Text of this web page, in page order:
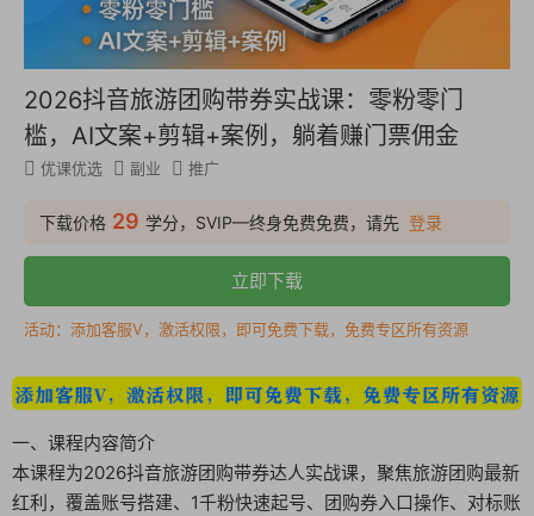
2026抖音旅游团购带券实战课：零粉零门
槛，AI文案+剪辑+案例，躺着赚门票佣金
优课优选 副业 推广
下载价格 29 学分，SVIP—终身免费免费，请先 登录
立即下载
活动：添加客服V，激活权限，即可免费下载，免费专区所有资源
一、课程内容简介
本课程为2026抖音旅游团购带券达人实战课，聚焦旅游团购最新
红利，覆盖账号搭建、1千粉快速起号、团购券入口操作、对标账